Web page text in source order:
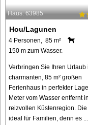
Haus: 63985
Hou/Lagunen
4 Personen, 85 m²
150 m zum Wasser.
Verbringen Sie Ihren Urlaub
charmanten, 85 m² großen
Ferienhaus in perfekter
Meter vom Wasser entfernt
reizvollen Küstenregion.
ideal für Familien, denn es ...